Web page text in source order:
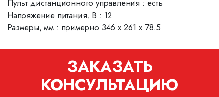
Пульт дистанционного управления : есть
Напряжение питания, В : 12
Размеры, мм : примерно 346 x 261 x 78.5
ЗАКАЗАТЬ
КОНСУЛЬТАЦИЮ